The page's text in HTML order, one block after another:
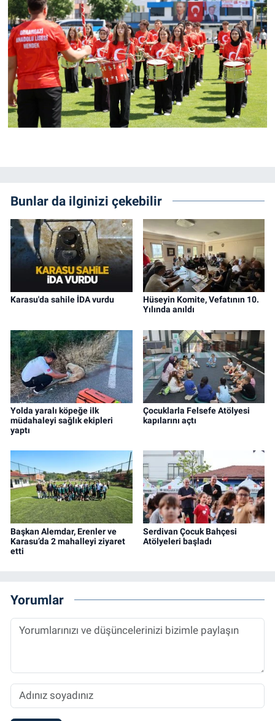
Bunlar da ilginizi çekebilir
Karasu'da sahile İDA vurdu
Hüseyin Komite, Vefatının 10.
Yılında anıldı
Yolda yaralı köpeğe ilk
müdahaleyi sağlık ekipleri
yaptı
Çocuklarla Felsefe Atölyesi
kapılarını açtı
Başkan Alemdar, Erenler ve
Karasu’da 2 mahalleyi ziyaret
etti
Serdivan Çocuk Bahçesi
Atölyeleri başladı
Yorumlar